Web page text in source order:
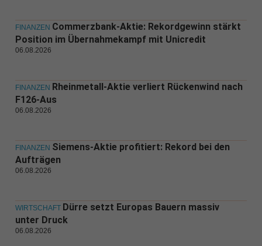
FINANZEN Commerzbank-Aktie: Rekordgewinn stärkt
Position im Übernahmekampf mit Unicredit
06.08.2026
FINANZEN Rheinmetall-Aktie verliert Rückenwind nach
F126-Aus
06.08.2026
FINANZEN Siemens-Aktie profitiert: Rekord bei den
Aufträgen
06.08.2026
WIRTSCHAFT Dürre setzt Europas Bauern massiv
unter Druck
06.08.2026